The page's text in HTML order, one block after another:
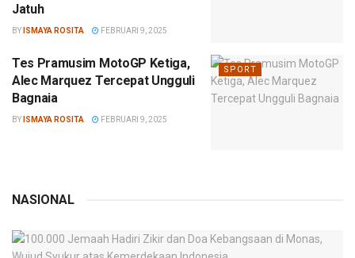
Jatuh
BY ISMAYA ROSITA FEBRUARI 9, 2025
SPORT
Tes Pramusim MotoGP Ketiga,
Alec Marquez Tercepat Ungguli
Bagnaia
BY ISMAYA ROSITA FEBRUARI 9, 2025
NASIONAL